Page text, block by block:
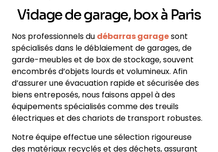
Vidage de garage, box à Paris
Nos professionnels du débarras garagesont
spécialisés dans le déblaiement de garages, de
garde-meubles et de box de stockage, souvent
encombrés d’objets lourds et volumineux. Afin
d’assurer une évacuation rapide et sécurisée des
biens entreposés, nous faisons appel à des
équipements spécialisés comme des treuils
électriques et des chariots de transport robustes.
Notre équipe effectue une sélection rigoureuse
des matériaux recyclés et des déchets, assurant